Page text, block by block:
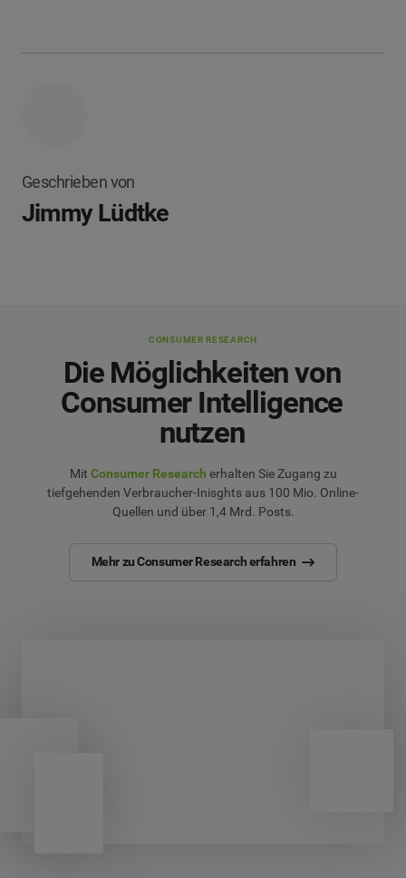
Geschrieben von
Jimmy Lüdtke
CONSUMER RESEARCH
Die Möglichkeiten von
Consumer Intelligence
nutzen
Mit Consumer Research erhalten Sie Zugang zu
tiefgehenden Verbraucher-Inisghts aus 100 Mio. Online-
Quellen und über 1,4 Mrd. Posts.
Mehr zu Consumer Research erfahren